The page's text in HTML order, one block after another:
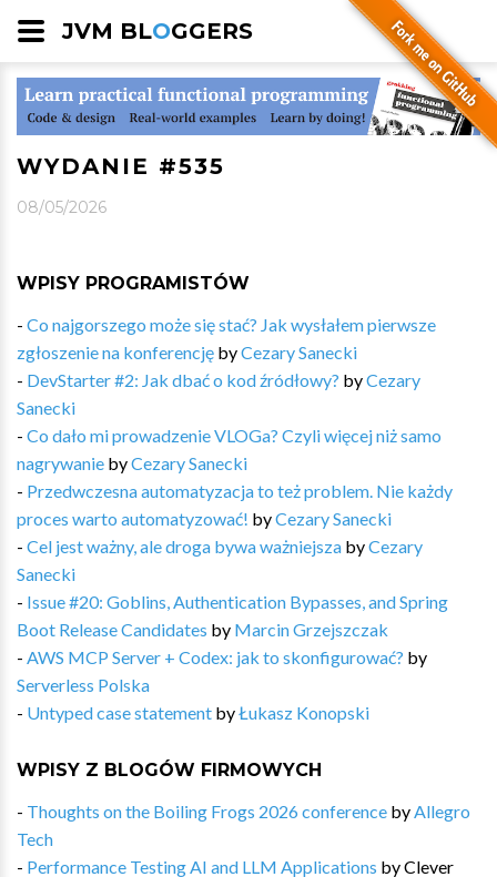
JVM BLOGGERS
WYDANIE #535
08/05/2026
WPISY PROGRAMISTÓW
- Co najgorszego może się stać? Jak wysłałem pierwsze
zgłoszenie na konferencję byCezary Sanecki
- DevStarter #2: Jak dbać o kod źródłowy? byCezary
Sanecki
- Co dało mi prowadzenie VLOGa? Czyli więcej niż samo
nagrywanie byCezary Sanecki
- Przedwczesna automatyzacja to też problem. Nie każdy
proces warto automatyzować! byCezary Sanecki
- Cel jest ważny, ale droga bywa ważniejsza byCezary
Sanecki
- Issue #20: Goblins, Authentication Bypasses, and Spring
Boot Release Candidates by Marcin Grzejszczak
- AWS MCP Server + Codex: jak to skonfigurować? by
Serverless Polska
- Untyped case statement byŁukasz Konopski
WPISY Z BLOGÓW FIRMOWYCH
- Thoughts on the Boiling Frogs 2026 conference by Allegro
Tech
- Performance Testing AI and LLM Applications byClever